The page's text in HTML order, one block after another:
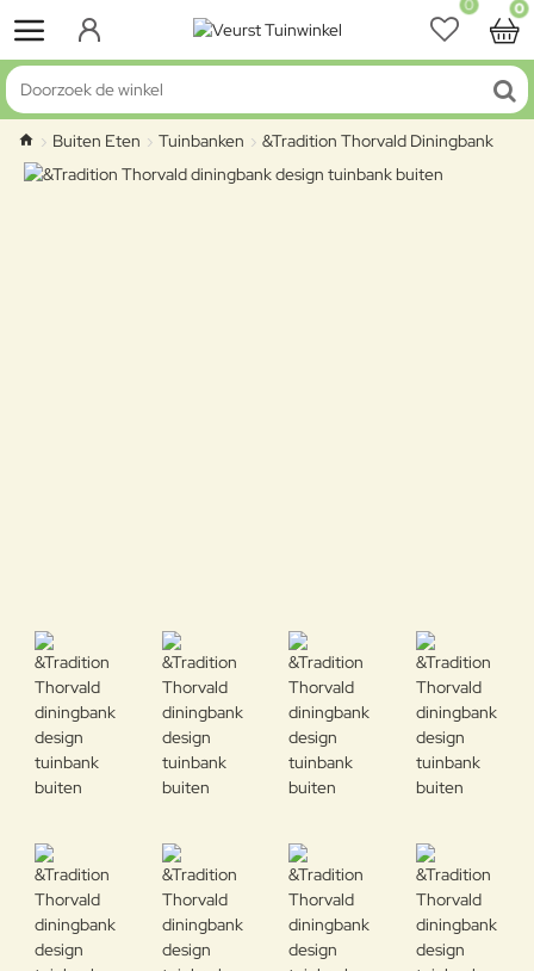
0 0
Doorzoek de winkel
home
Buiten Eten Tuinbanken &Tradition Thorvald Diningbank